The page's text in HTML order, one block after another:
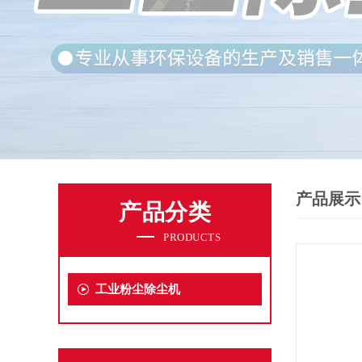
产品分类
PRODUCTS
工业粉尘除尘机
产品展示